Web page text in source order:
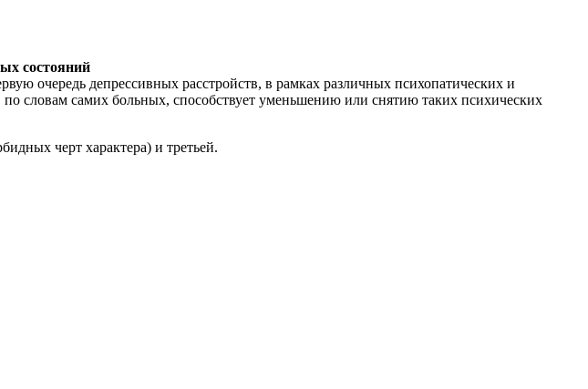
состояний
очередь депрессивных расстройств, в рамках различных психопатических и
словам самих больных, способствует уменьшению или снятию таких психических
черт характера) и третьей.